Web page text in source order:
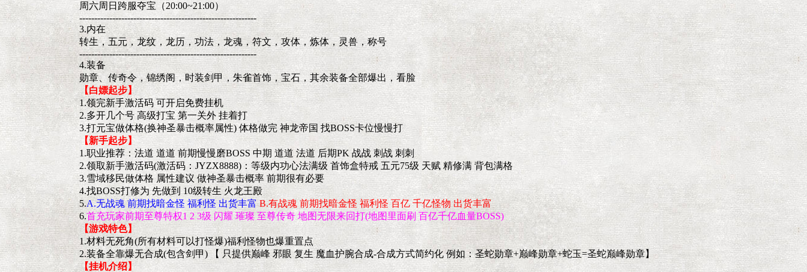
周六周日跨服夺宝（20:00~21:00）
-----------------------------------------------------------
3.内在
转生，五元，龙纹，龙历，功法，龙魂，符文，攻体，炼体，灵兽，称号
-----------------------------------------------------------
4.装备
勋章、传奇令，锦绣阁，时装剑甲，朱雀首饰，宝石，其余装备全部爆出，看脸
【白嫖起步】
1.领完新手激活码 可开启免费挂机
2.多开几个号 高级打宝 第一关外 挂着打
3.打元宝做体格(换神圣暴击概率属性) 体格做完 神龙帝国 找BOSS卡位慢慢打
【新手起步】
1.职业推荐：法道 道道 前期慢慢磨BOSS 中期 道道 法道 后期PK 战战 刺战 刺刺
2.领取新手激活码(激活码：JYZX8888)：等级内功心法满级 首饰盒特戒 五元75级 天赋 精修满 背包满格
3.雪域移民做体格 属性建议 做神圣暴击概率 前期很有必要
4.找BOSS打修为 先做到 10级转生 火龙王殿
5.A.无战魂 前期找暗金怪 福利怪 出货丰富 B.有战魂 前期找暗金怪 福利怪 百亿 千亿怪物 出货丰富
6.首充玩家前期至尊特权1 2 3级 闪耀 璀璨 至尊传奇 地图无限来回打(地图里面刷 百亿千亿血量BOSS)
【游戏特色】
1.材料无死角(所有材料可以打怪爆)福利怪物也爆重置点
2.装备全靠爆无合成(包含剑甲) 【 只提供巅峰 邪眼 复生 魔血护腕合成-合成方式简约化 例如：圣蛇勋章+巅峰勋章+蛇玉=圣蛇巅峰勋章】
【挂机介绍】